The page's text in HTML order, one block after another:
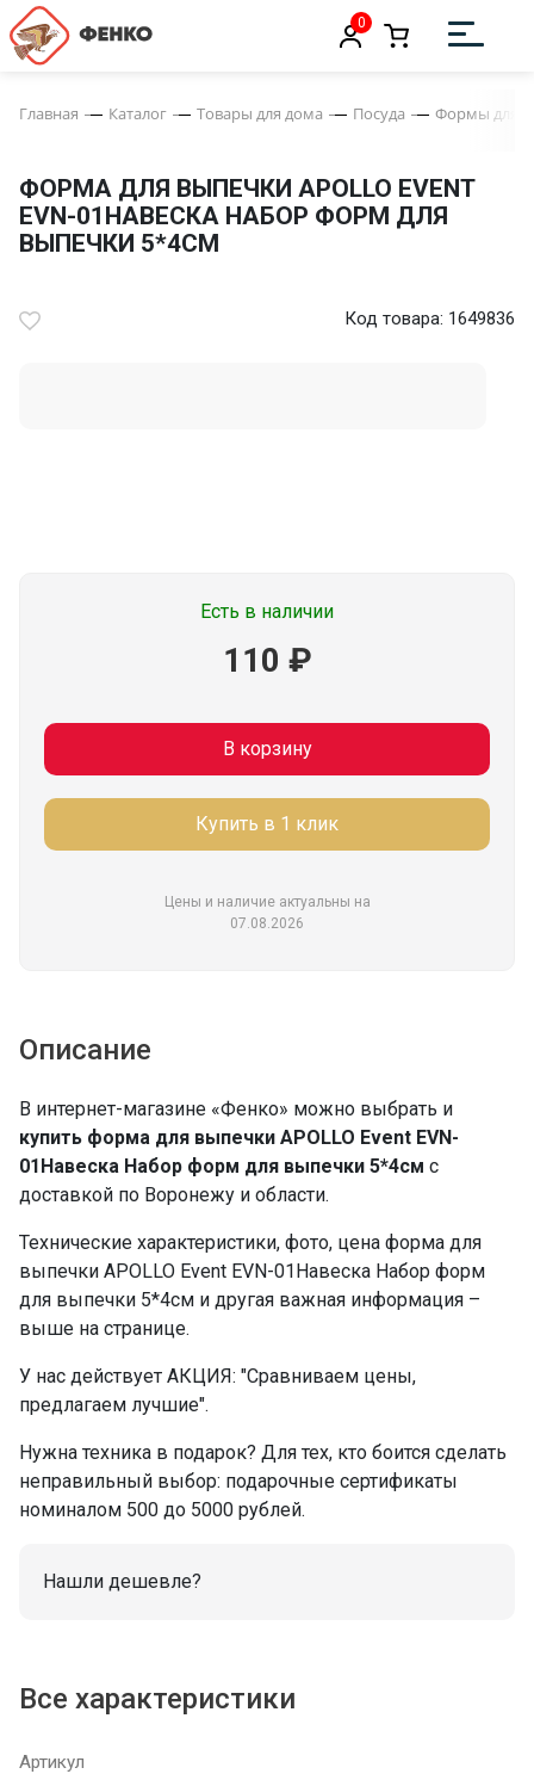
0
Главная Каталог Товары для дома Посуда Формы для
ФОРМА ДЛЯ ВЫПЕЧКИ APOLLO EVENT
EVN-01НАВЕСКА НАБОР ФОРМ ДЛЯ
ВЫПЕЧКИ 5*4СМ
Код товара: 1649836
Есть в наличии
110 ₽
В корзину
Купить в 1 клик
Цены и наличие актуальны на
07.08.2026
Описание
В интернет-магазине «Фенко» можно выбрать и
купить форма для выпечки APOLLO Event EVN-
01Навеска Набор форм для выпечки 5*4см с
доставкой по Воронежу и области.
Технические характеристики, фото, цена форма для
выпечки APOLLO Event EVN-01Навеска Набор форм
для выпечки 5*4см и другая важная информация –
выше на странице.
У нас действует АКЦИЯ: "Сравниваем цены,
предлагаем лучшие".
Нужна техника в подарок? Для тех, кто боится сделать
неправильный выбор: подарочные сертификаты
номиналом 500 до 5000 рублей.
Нашли дешевле?
Все характеристики
Артикул